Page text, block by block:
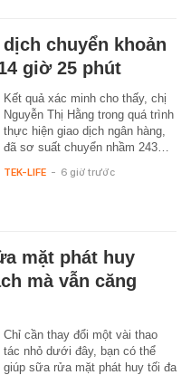
chuyển khoản
giờ 25 phút
Kết quả xác minh cho thấy, chị
Nguyễn Thị Hằng trong quá trình
thực hiện giao dịch ngân hàng,
đã sơ suất chuyển nhầm 243…
TEK-LIFE - 6 giờ trước
mặt phát huy
mà vẫn căng
Chỉ cần thay đổi một vài thao
tác nhỏ dưới đây, bạn có thể
giúp sữa rửa mặt phát huy tối đa